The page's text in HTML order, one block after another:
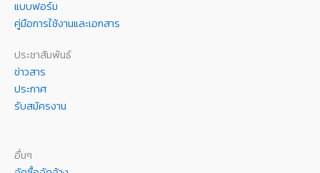
แบบฟอร์ม
คู่มือการใช้งานและเอกสาร
ประชาสัมพันธ์
ข่าวสาร
ประกาศ
รับสมัครงาน
อื่นๆ